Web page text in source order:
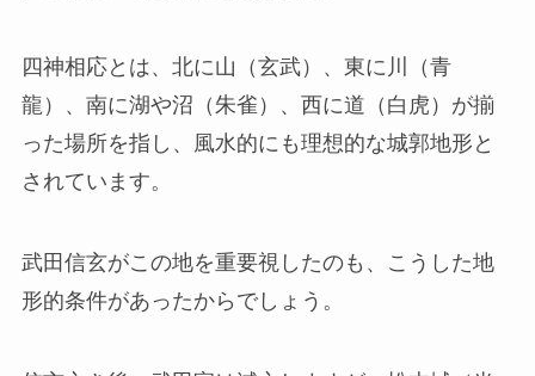
四神相応とは、北に山（玄武）、東に川（青
龍）、南に湖や沼（朱雀）、西に道（白虎）が揃
った場所を指し、風水的にも理想的な城郭地形と
されています。
武田信玄がこの地を重要視したのも、こうした地
形的条件があったからでしょう。